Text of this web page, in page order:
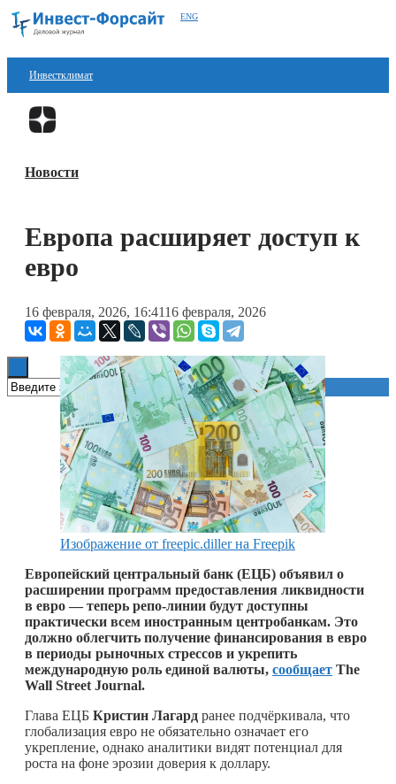
ENG
Инвестклимат
Финансы
Блокчейн
Технологии
Книги
Новости
Европа расширяет доступ к
евро
16 февраля, 2026, 16:4116 февраля, 2026
Изображение от freepic.diller на Freepik
Европейский центральный банк (ЕЦБ) объявил о
расширении программ предоставления ликвидности
в евро — теперь репо-линии будут доступны
практически всем иностранным центробанкам. Это
должно облегчить получение финансирования в евро
в периоды рыночных стрессов и укрепить
международную роль единой валюты, сообщает The
Wall Street Journal.
Глава ЕЦБ Кристин Лагард ранее подчёркивала, что
глобализация евро не обязательно означает его
укрепление, однако аналитики видят потенциал для
роста на фоне эрозии доверия к доллару.